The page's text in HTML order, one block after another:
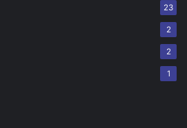
23
2
2
1